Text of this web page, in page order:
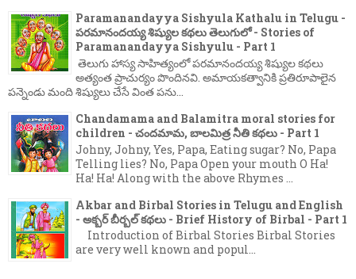
Paramanandayya Sishyula Kathalu in Telugu -
పరమానందయ్య శిష్యుల కథలు తెలుగులో - Stories of
Paramanandayya Sishyulu - Part 1
తెలుగు హాస్య సాహిత్యంలో పరమానందయ్య శిష్యుల కథలు
అత్యంత ప్రాచుర్యం పొందినవి. అమాయకత్వానికి ప్రతిరూపాలైన
పన్నెండు మంది శిష్యులు చేసే వింత పను...
Chandamama and Balamitra moral stories for
children - చందమామ, బాలమిత్ర నీతి కథలు - Part 1
Johny, Johny, Yes, Papa, Eating sugar? No, Papa
Telling lies? No, Papa Open your mouth O Ha!
Ha! Ha! Along with the above Rhymes ...
Akbar and Birbal Stories in Telugu and English
- అక్బర్ బీర్బల్ కథలు - Brief History of Birbal - Part 1
Introduction of Birbal Stories Birbal Stories
are very well known and popul...